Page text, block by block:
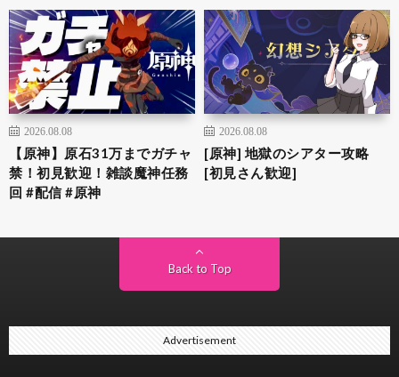
2026.08.08
【原神】原石31万までガチャ
禁！初見歓迎！雑談魔神任務
回 #配信 #原神
2026.08.08
[原神] 地獄のシアター攻略
[初見さん歓迎]
Back to Top
Advertisement